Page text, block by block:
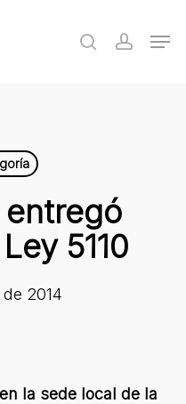
search
entregó
5110
2014
la sede local de la